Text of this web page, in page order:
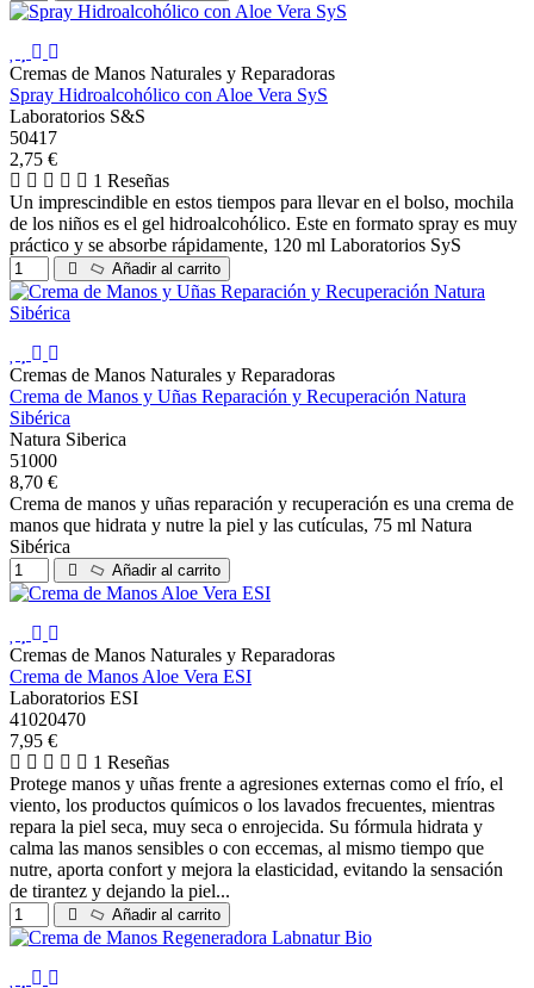
Cremas de Manos Naturales y Reparadoras
Spray Hidroalcohólico con Aloe Vera SyS
Laboratorios S&S
50417
2,75 €
1 Reseñas
Un imprescindible en estos tiempos para llevar en el bolso, mochila
de los niños es el gel hidroalcohólico. Este en formato spray es muy
práctico y se absorbe rápidamente, 120 ml Laboratorios SyS
Añadir al carrito
Cremas de Manos Naturales y Reparadoras
Crema de Manos y Uñas Reparación y Recuperación Natura
Sibérica
Natura Siberica
51000
8,70 €
Crema de manos y uñas reparación y recuperación es una crema de
manos que hidrata y nutre la piel y las cutículas, 75 ml Natura
Sibérica
Añadir al carrito
Cremas de Manos Naturales y Reparadoras
Crema de Manos Aloe Vera ESI
Laboratorios ESI
41020470
7,95 €
1 Reseñas
Protege manos y uñas frente a agresiones externas como el frío, el
viento, los productos químicos o los lavados frecuentes, mientras
repara la piel seca, muy seca o enrojecida. Su fórmula hidrata y
calma las manos sensibles o con eccemas, al mismo tiempo que
nutre, aporta confort y mejora la elasticidad, evitando la sensación
de tirantez y dejando la piel...
Añadir al carrito